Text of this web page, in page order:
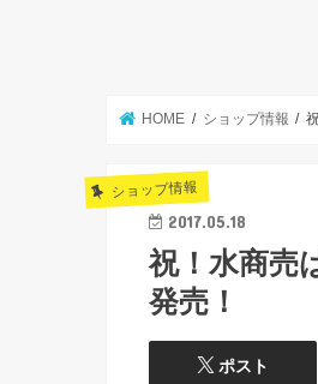
HOME ショップ情報
ショップ情報
2017.05.18
祝！水商売
発売！
ポスト